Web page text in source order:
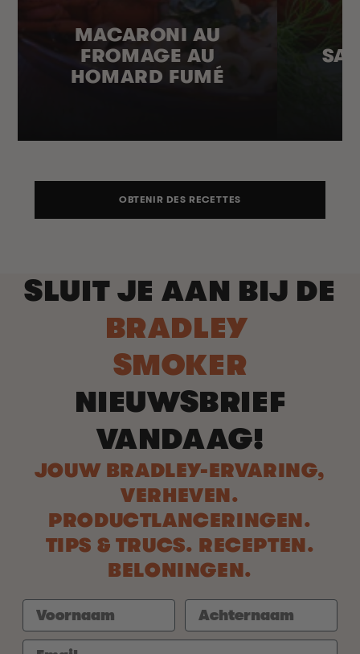
MACARONI AU
FROMAGE AU
HOMARD FUMÉ
OBTENIR DES RECETTES
SLUIT JE AAN BIJ DE
BRADLEY
SMOKER
NIEUWSBRIEF
VANDAAG!
JOUW BRADLEY-ERVARING,
VERHEVEN.
PRODUCTLANCERINGEN.
TIPS & TRUCS. RECEPTEN.
BELONINGEN.